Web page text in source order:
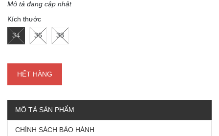
Mô tả đang cập nhật
Kích thước
34 36 38
HẾT HÀNG
MÔ TẢ SẢN PHẨM
CHÍNH SÁCH BẢO HÀNH